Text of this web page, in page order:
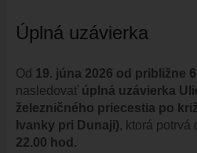
PETÍCIE
ZVEREJNENIE VYDANÝCH
ROZVOJOVÉ LOKALITY
EURÓPSKE FONDY
Úplná uzávierka
Od 19. júna 2026 od približne
nasledovať úplná uzávierka
železničného priecestia po
Ivanky pri Dunaji), ktorá potrvá
22.00 hod.